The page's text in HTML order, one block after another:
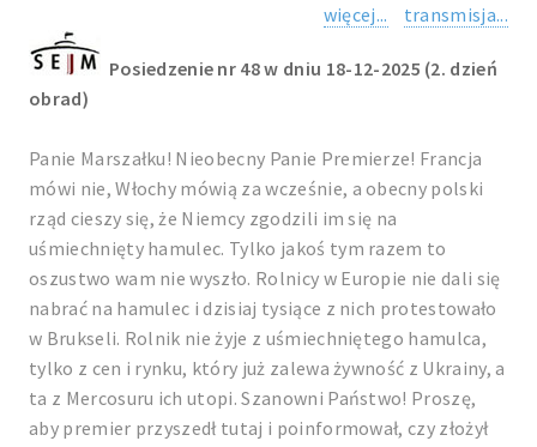
więcej... transmisja...
Posiedzenie nr 48 w dniu 18-12-2025 (2. dzień
obrad)
Panie Marszałku! Nieobecny Panie Premierze! Francja
mówi nie, Włochy mówią za wcześnie, a obecny polski
rząd cieszy się, że Niemcy zgodzili im się na
uśmiechnięty hamulec. Tylko jakoś tym razem to
oszustwo wam nie wyszło. Rolnicy w Europie nie dali się
nabrać na hamulec i dzisiaj tysiące z nich protestowało
w Brukseli. Rolnik nie żyje z uśmiechniętego hamulca,
tylko z cen i rynku, który już zalewa żywność z Ukrainy, a
ta z Mercosuru ich utopi. Szanowni Państwo! Proszę,
aby premier przyszedł tutaj i poinformował, czy złożył